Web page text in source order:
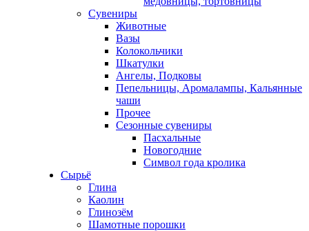
Сувениры
Животные
Вазы
Колокольчики
Шкатулки
Ангелы, Подковы
Пепельницы, Аромалампы, Кальянные
чаши
Прочее
Сезонные сувениры
Пасхальные
Новогодние
Символ года кролика
Сырьё
Глина
Каолин
Глинозём
Шамотные порошки